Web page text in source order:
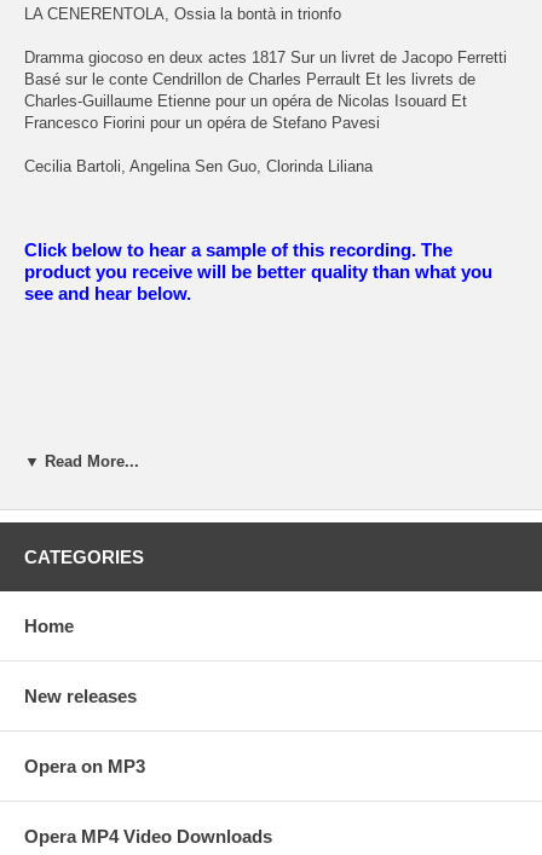
LA CENERENTOLA, Ossia la bontà in trionfo
Dramma giocoso en deux actes 1817 Sur un livret de Jacopo Ferretti
Basé sur le conte Cendrillon de Charles Perrault Et les livrets de
Charles-Guillaume Etienne pour un opéra de Nicolas Isouard Et
Francesco Fiorini pour un opéra de Stefano Pavesi
Cecilia Bartoli, Angelina Sen Guo, Clorinda Liliana
Click below to hear a sample of this recording. The
product you receive will be better quality than what you
see and hear below.
▼ Read More...
CATEGORIES
Home
New releases
Opera on MP3
Opera MP4 Video Downloads